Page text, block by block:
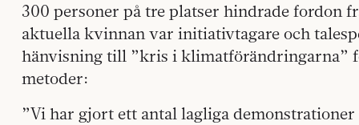
300 personer på tre platser hindrade fordon
aktuella kvinnan var initiativtagare och
hänvisning till ”kris i klimatförändringarna”
metoder:
”Vi har gjort ett antal lagliga